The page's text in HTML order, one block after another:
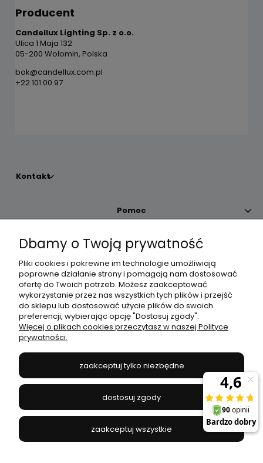
Producent
Candellux Lighting Sp. z o.o.
Ulica 1 Maja 132
05-200 Wołomin, Polska
bok@candellux.com.pl
+22 101 00 97
Kontakt
Pomoc
Moje konto
Płatności i dostawa
Informacje
JANEX
669-050-03-43
504 545 749//E-mail:sklep@janexmarket.pl
Dbamy o Twoją prywatność
Pliki cookies i pokrewne im technologie umożliwiają
poprawne działanie strony i pomagają nam dostosować
ofertę do Twoich potrzeb. Możesz zaakceptować
wykorzystanie przez nas wszystkich tych plików i przejść
do sklepu lub dostosować użycie plików do swoich
preferencji, wybierając opcję "Dostosuj zgody".
Więcej o plikach cookies przeczytasz w naszej Polityce
prywatności.
zaakceptuj tylko niezbędne
dostosuj zgody
zaakceptuj wszystkie